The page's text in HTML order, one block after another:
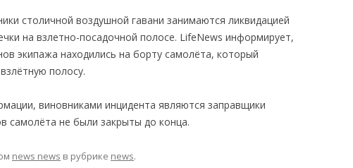
столичной воздушной гавани занимаются ликвидацией
на взлетно-посадочной полосе. LifeNews информирует,
экипажа находились на борту самолёта, который
полосу.
виновниками инцидента являются заправщики
самолёта не были закрыты до конца.
news news в рубрике news.